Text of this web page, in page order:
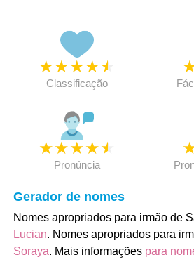
★★★★★
Classificação
★★★★★
Pronúncia
Gerador de nomes
Nomes apropriados para irmão de
Lucian. Nomes apropriados para
Soraya. Mais informações para